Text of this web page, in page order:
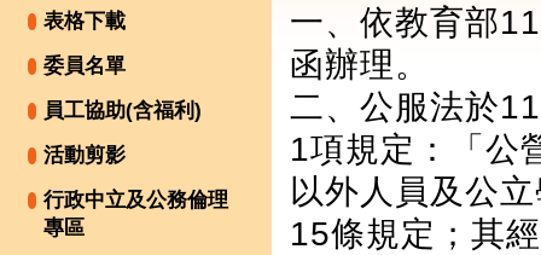
表格下載
委員名單
員工協助(含福利)
活動剪影
行政中立及公務倫理
專區
一、依教育部
函辦理。
二、公服法於
1項規定：「公
以外人員及公
15條規定；其